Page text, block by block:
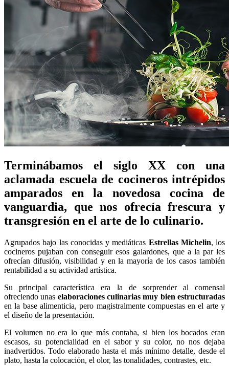
Terminábamos el siglo XX con una
aclamada escuela de cocineros intrépidos
amparados en la novedosa cocina de
vanguardia, que nos ofrecía frescura y
transgresión en el arte de lo culinario.
Agrupados bajo las conocidas y mediáticas Estrellas Michelin, los
cocineros pujaban con conseguir esos galardones, que a la par les
ofrecían difusión, visibilidad y en la mayoría de los casos también
rentabilidad a su actividad artística.
Su principal característica era la de sorprender al comensal
ofreciendo unas elaboraciones culinarias muy bien estructuradas
en la base alimenticia, pero magistralmente compuestas en el arte y
el diseño de la presentación.
El volumen no era lo que más contaba, si bien los bocados eran
escasos, su potencialidad en el sabor y su color, no nos dejaba
inadvertidos. Todo elaborado hasta el más mínimo detalle, desde el
plato, hasta la colocación, el olor, las tonalidades, contrastes, etc.